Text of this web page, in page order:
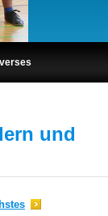
und